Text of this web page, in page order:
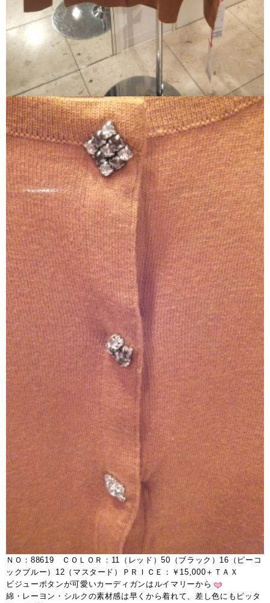
ＮＯ：88619 ＣＯＬＯＲ：11（レッド）50（ブラック）16（ピーコ
ックブルー）12（マスタード）ＰＲＩＣＥ：￥15,000＋ＴＡＸ
ビジューボタンが可愛いカーディガンはルイマリーから
綿・レーヨン・シルクの素材感は早くから着れて、差し色にもピッタ